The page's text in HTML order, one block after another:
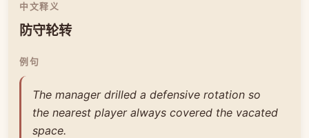
中文释义
防守轮转
例句
The manager drilled a defensive rotation so
the nearest player always covered the vacated
space.